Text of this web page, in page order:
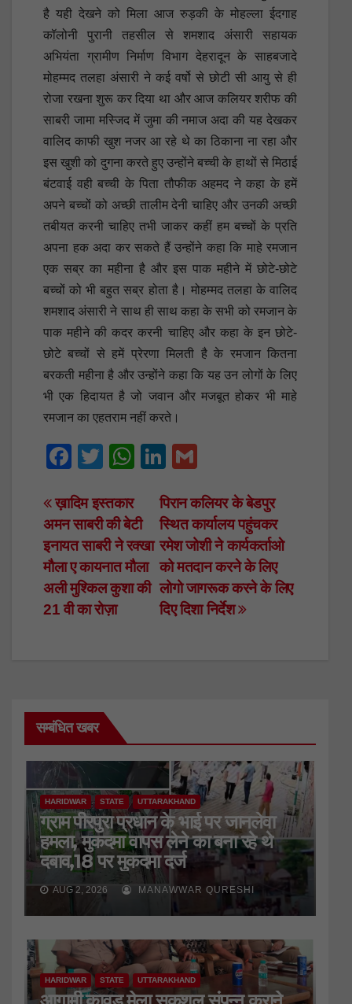
है यही देखने को मिला आज रुड़की के मोहल्ला ईदगाह
कॉलोनी पुरानी तहसील से शमशाद अंसारी सहायक
अभियंता ग्रामीण निर्माण विभाग देहरादून के साहबजादे
मोहम्मद तलहा अंसारी ने कई वर्षो से छोटी सी आयु से ही
रोजा रखना शुरू कर दिया था और आज कलियर शरीफ की
साबरी जामा मस्जिद में जुमा की नमाज अदा की यह देखकर
वालिद काफी खुश नजर आ रहे थे का ठिकाना ना रहा और
इस खुशी को दुगना करते हुए उन्होंने बच्ची के हाथों से मिठाई
बंटवाई वही बच्ची के पिता तौफीक अहमद ने कहा के हमें
अपने बच्चों को अच्छी तालीम देनी चाहिए और उनकी अच्छी
तबीयत करनी चाहिए तभी जाकर कहीं हम बच्चों के प्रति
अपना हक अदा कर सकते हैं उन्होंने कहा कि माहे रमजान
एक सब्र का महीना है और इस पाक महीने में छोटे-छोटे
बच्चों को भी बहुत सब्र होता है। मोहम्मद तलहा के वालिद
शमशाद अंसारी ने साथ ही साथ कहा के सभी को रमजान के
पाक महीने की कदर करनी चाहिए और कहा के इन छोटे-
छोटे बच्चों से हमें प्रेरणा मिलती है के रमजान कितना
बरकती महीना है और उन्होंने कहा कि यह उन लोगों के लिए
भी एक हिदायत है जो जवान और मजबूत होकर भी माहे
रमजान का एहतराम नहीं करते।
F
c
e
b
o
o
T
tt
er
W
at
s
A
p
Li
k
e
dI
n
ail
Post
navigation
पिरान कलियर के बेडपुर
स्थित कार्यालय पहुंचकर
रमेश जोशी ने कार्यकर्ताओ
को मतदान करने के लिए
लोगो जागरूक करने के लिए
दिए दिशा निर्देश
ख़ादिम इस्तकार
अमन साबरी की बेटी
इनायत साबरी ने रक्खा
मौला ए कायनात मौला
अली मुश्किल कुशा की
21 वी का रोज़ा
सम्बंधित खबर
HARIDWAR STATE UTTARAKHAND
ग्राम पीरपुरा प्रधान के भाई पर जानलेवा
हमला, मुकदमा वापस लेने का बना रहे थे
दबाव,18 पर मुकदमा दर्ज
AUG 2, 2026 MANAWWAR QURESHI
HARIDWAR STATE UTTARAKHAND